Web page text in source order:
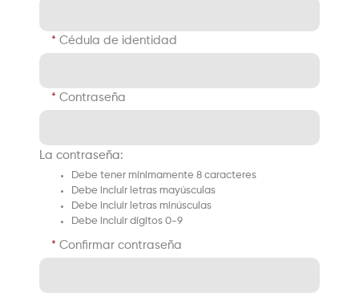
Cédula de identidad
Contraseña
La contraseña:
Debe tener mínimamente 8 caracteres
Debe incluir letras mayúsculas
Debe incluir letras minúsculas
Debe incluir dígitos 0-9
Confirmar contraseña